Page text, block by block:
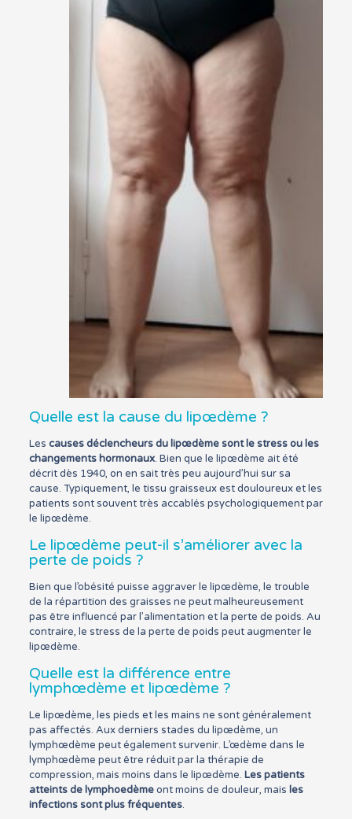
Quelle est la cause du lipœdème ?
Les causesdéclencheurs du lipœdème sont le stress ou les
changements hormonaux. Bien que le lipœdème ait été
décrit dès 1940, on en sait très peu aujourd’hui sur sa
cause. Typiquement, le tissu graisseux est douloureux et les
patients sont souvent très accablés psychologiquement par
le lipœdème.
Le lipœdème peut-il s’améliorer avec la
perte de poids ?
Bien que l’obésité puisse aggraver le lipœdème, le trouble
de la répartition des graisses ne peut malheureusement
pas être influencé par l’alimentation et la perte de poids. Au
contraire, le stress de la perte de poids peut augmenter le
lipœdème.
Quelle est la différence entre
lymphœdème et lipœdème ?
Le lipœdème, les pieds et les mains ne sont généralement
pas affectés. Aux derniers stades du lipœdème, un
lymphœdème peut également survenir. L’œdème dans le
lymphœdème peut être réduit par la thérapie de
compression, mais moins dans le lipœdème. Les patients
atteints delymphoedèmeont moins de douleur, mais les
infections sont plus fréquentes.